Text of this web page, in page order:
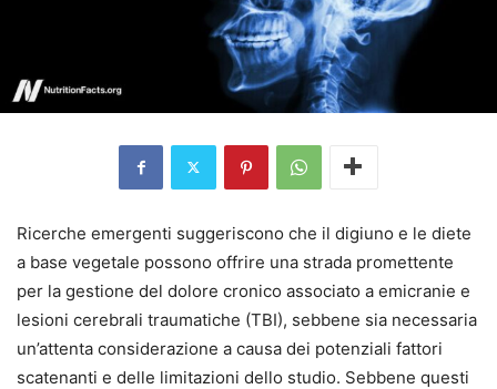
Ricerche emergenti suggeriscono che il digiuno e le diete
a base vegetale possono offrire una strada promettente
per la gestione del dolore cronico associato a emicranie e
lesioni cerebrali traumatiche (TBI), sebbene sia necessaria
un’attenta considerazione a causa dei potenziali fattori
scatenanti e delle limitazioni dello studio. Sebbene questi